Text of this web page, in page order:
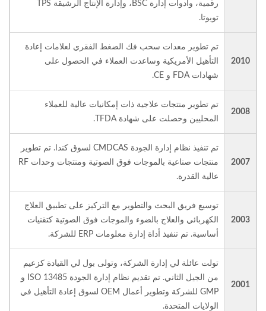
رقمية، وأدوات إدارة BSC، وإدارة الإنتاج الرشيقة TPS
تويوتا.
2010
تم تطوير معدات سحب فك الضغط الفقري لعلامات إعادة
التأهيل الأمريكية وساعدت العملاء في الحصول على
شهادات FDA و CE.
2008
تم تطوير منتجات علاجية ذات إمكانيات عالية للعملاء
المحليين وحصلت على شهادة TFDA.
2007
تم تنفيذ نظام إدارة الجودة CMDCAS لسوق كندا. تم تطوير
منتجات صناعية بالموجات فوق الصوتية ومنتجات وحدات RF
عالية القدرة.
2003
توسيع فريق البحث والتطوير مع التركيز على تطبيق العلاج
الكهربائي والعلاج بالضوء والموجات فوق الصوتية كتقنيات
أساسية. تم تنفيذ أداة إدارة معلومات ERP للشركة.
2001
تولت عائلة لي إدارة الشركة، وتولى بول لي القيادة كزعيم
من الجيل الثاني. تم تقديم نظام إدارة الجودة ISO 13485 و
GMP للشركة وتطوير أعمال OEM لسوق إعادة التأهيل في
الولايات المتحدة.